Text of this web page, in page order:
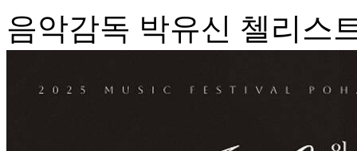
음악감독 박유신 첼리스